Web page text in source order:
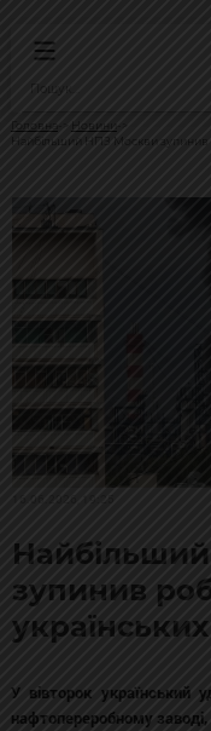
Головна
Новини
Найбільший НПЗ Москви зупинив
зупинив
У вівторок український
нафтопереробному